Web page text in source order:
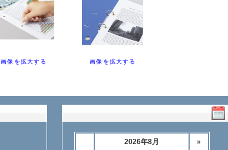
画像を拡大する 画像を拡大する